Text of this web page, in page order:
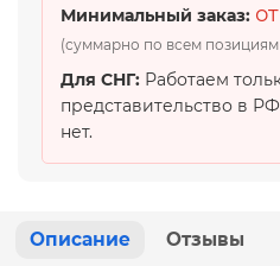
Минимальный заказ:
(суммарно по всем позициям
Для СНГ: Работаем
представительство в
нет.
Описание Отзывы